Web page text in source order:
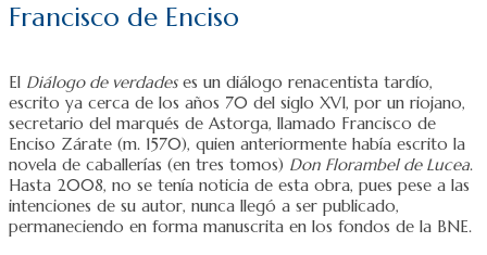
Francisco de Enciso
El Diálogo de verdadeses un diálogo renacentista tardío,
escrito ya cerca de los años 70 del siglo XVI, por un riojano,
secretario del marqués de Astorga, llamado Francisco de
Enciso Zárate (m. 1570), quien anteriormente había escrito la
novela de caballerías (en tres tomos) Don Florambel de Lucea.
Hasta 2008, no se tenía noticia de esta obra, pues pese a las
intenciones de su autor, nunca llegó a ser publicado,
permaneciendo en forma manuscrita en los fondos de la BNE.